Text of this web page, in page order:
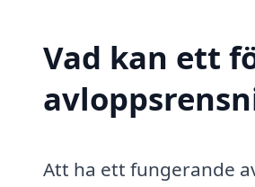
Vad kan ett
Att ha ett fungerande